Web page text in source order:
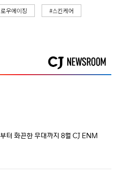
우에이징 #스킨케어
터 화끈한 무대까지 8월 CJ ENM